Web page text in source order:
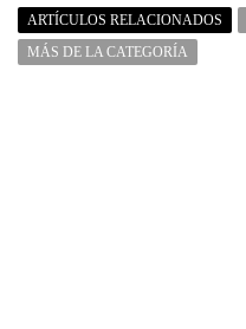
ARTÍCULOS RELACIONADOS
MÁS DE LA CATEGORÍA